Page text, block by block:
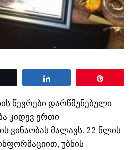
წევრები დარწმუნებული
კიდევ ერთი
ვინაობას მალავს. 22 წლის
უბნის